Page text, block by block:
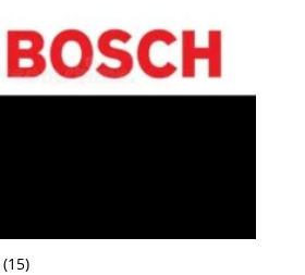
(15)